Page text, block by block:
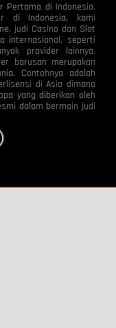
Pertama di Indonesia.
di Indonesia, kami
judi Casino dan Slot
internasional, seperti
provider lainnya.
barusan merupakan
Contohnya adalah
di Asia dimana
yang diberikan oleh
dalam bermain judi